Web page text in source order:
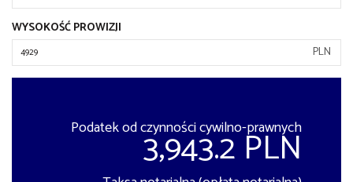
WYSOKOŚĆ PROWIZJI
PLN
Podatek od czynności cywilno-prawnych
3,943.2 PLN